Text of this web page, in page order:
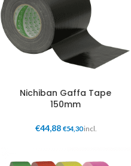
Nichiban Gaffa Tape
150mm
€44,88 €54,30incl.